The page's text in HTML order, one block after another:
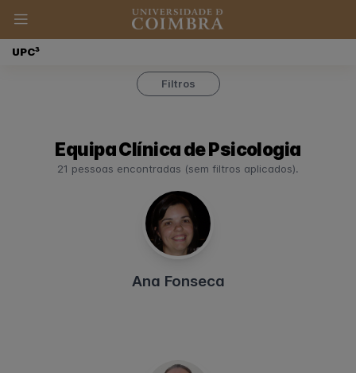
UPC³
Filtros
Equipa Clínica de Psicologia
21 pessoas encontradas (sem filtros aplicados).
Ana Fonseca